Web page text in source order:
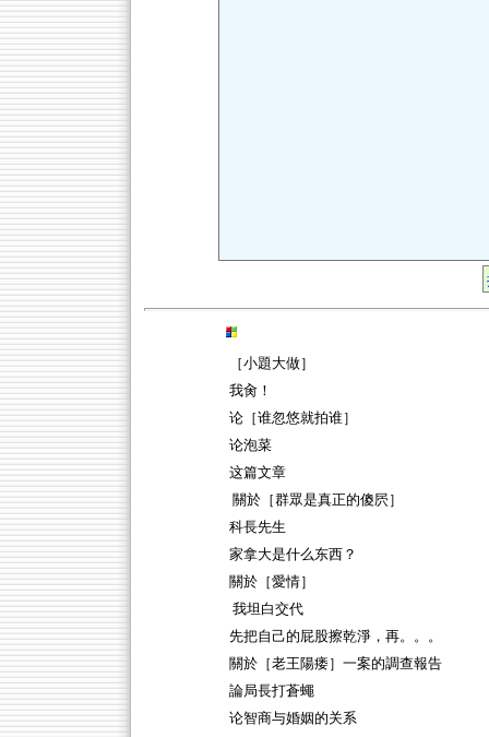
［小題大做］
我肏！
论［谁忽悠就拍谁］
论泡菜
这篇文章
關於［群眾是真正的傻屄］
科長先生
家拿大是什么东西？
關於［愛情］
我坦白交代
先把自己的屁股擦乾淨，再。。。
關於［老王陽痿］一案的調查報告
論局長打蒼蠅
论智商与婚姻的关系